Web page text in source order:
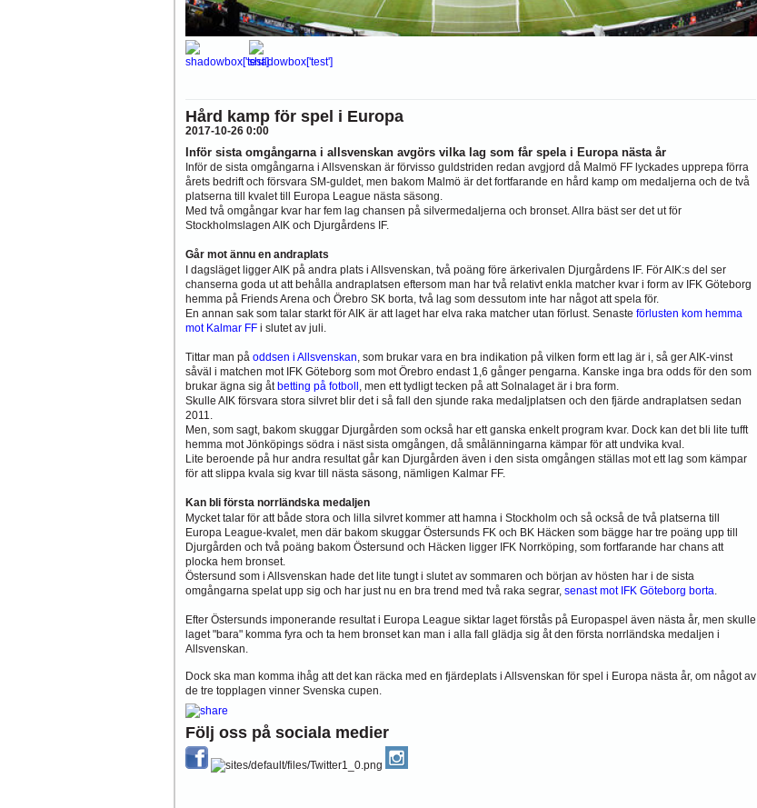
Hård kamp för spel i Europa
2017-10-26 0:00
Inför sista omgångarna i allsvenskan avgörs vilka lag som får spela i Europa nästa år
Inför de sista omgångarna i Allsvenskan är förvisso guldstriden redan avgjord då Malmö FF lyckades upprepa förra
årets bedrift och försvara SM-guldet, men bakom Malmö är det fortfarande en hård kamp om medaljerna och de två
platserna till kvalet till Europa League nästa säsong.
Med två omgångar kvar har fem lag chansen på silvermedaljerna och bronset. Allra bäst ser det ut för
Stockholmslagen AIK och Djurgårdens IF.
Går mot ännu en andraplats
I dagsläget ligger AIK på andra plats i Allsvenskan, två poäng före ärkerivalen Djurgårdens IF. För AIK:s del ser
chanserna goda ut att behålla andraplatsen eftersom man har två relativt enkla matcher kvar i form av IFK Göteborg
hemma på Friends Arena och Örebro SK borta, två lag som dessutom inte har något att spela för.
En annan sak som talar starkt för AIK är att laget har elva raka matcher utan förlust. Senaste förlusten kom hemma
mot Kalmar FF i slutet av juli.
Tittar man på oddsen i Allsvenskan, som brukar vara en bra indikation på vilken form ett lag är i, så ger AIK-vinst
såväl i matchen mot IFK Göteborg som mot Örebro endast 1,6 gånger pengarna. Kanske inga bra odds för den som
brukar ägna sig åtbetting på fotboll, men ett tydligt tecken på att Solnalaget är i bra form.
Skulle AIK försvara stora silvret blir det i så fall den sjunde raka medaljplatsen och den fjärde andraplatsen sedan
2011.
Men, som sagt, bakom skuggar Djurgården som också har ett ganska enkelt program kvar. Dock kan det bli lite tufft
hemma mot Jönköpings södra i näst sista omgången, då smålänningarna kämpar för att undvika kval.
Lite beroende på hur andra resultat går kan Djurgården även i den sista omgången ställas mot ett lag som kämpar
för att slippa kvala sig kvar till nästa säsong, nämligen Kalmar FF.
Kan bli första norrländska medaljen
Mycket talar för att både stora och lilla silvret kommer att hamna i Stockholm och så också de två platserna till
Europa League-kvalet, men där bakom skuggar Östersunds FK och BK Häcken som bägge har tre poäng upp till
Djurgården och två poäng bakom Östersund och Häcken ligger IFK Norrköping, som fortfarande har chans att
plocka hem bronset.
Östersund som i Allsvenskan hade det lite tungt i slutet av sommaren och början av hösten har i de sista
omgångarna spelat upp sig och har just nu en bra trend med två raka segrar, senast mot IFK Göteborg borta
Efter Östersunds imponerande resultat i Europa League siktar laget förstås på Europaspel även nästa år, men skulle
laget "bara" komma fyra och ta hem bronset kan man i alla fall glädja sig åt den första norrländska medaljen i
Allsvenskan.
Dock ska man komma ihåg att det kan räcka med en fjärdeplats i Allsvenskan för spel i Europa nästa år, om något av
de tre topplagen vinner Svenska cupen.
Följ oss på sociala medier